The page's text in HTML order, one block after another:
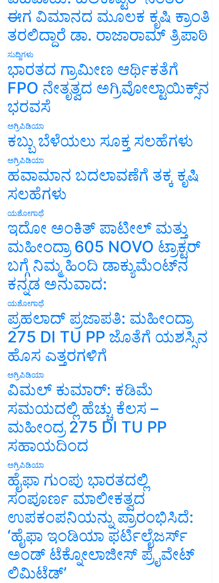
ಈಗ ವಿಮಾನದ ಮೂಲಕ ಕೃಷಿ ಕ್ರಾಂತಿ
ತರಲಿದ್ದಾರೆ ಡಾ. ರಾಜಾರಾಮ್ ತ್ರಿಪಾಠಿ
ಸುದ್ದಿಗಳು
ಭಾರತದ ಗ್ರಾಮೀಣ ಆರ್ಥಿಕತೆಗೆ
FPO ನೇತೃತ್ವದ ಅಗ್ರಿವೋಲ್ಟಾಯಿಕ್ಸ್‌ನ
ಭರವಸೆ
ಅಗ್ರಿಪಿಡಿಯಾ
ಕಬ್ಬು ಬೆಳೆಯಲು ಸೂಕ್ತ ಸಲಹೆಗಳು
ಅಗ್ರಿಪಿಡಿಯಾ
ಹವಾಮಾನ ಬದಲಾವಣೆಗೆ ತಕ್ಕ ಕೃಷಿ
ಸಲಹೆಗಳು
ಯಶೋಗಾಥೆ
ಇದೋ ಅಂಕಿತ್ ಪಾಟೀಲ್ ಮತ್ತು
ಮಹೀಂದ್ರಾ 605 NOVO ಟ್ರಾಕ್ಟರ್
ಬಗ್ಗೆ ನಿಮ್ಮ ಹಿಂದಿ ಡಾಕ್ಯುಮೆಂಟ್‌ನ
ಕನ್ನಡ ಅನುವಾದ:
ಯಶೋಗಾಥೆ
ಪ್ರಹಲಾದ್ ಪ್ರಜಾಪತಿ: ಮಹೀಂದ್ರಾ
275 DI TU PP ಜೊತೆಗೆ ಯಶಸ್ಸಿನ
ಹೊಸ ಎತ್ತರಗಳಿಗೆ
ಅಗ್ರಿಪಿಡಿಯಾ
ವಿಮಲ್ ಕುಮಾರ್: ಕಡಿಮೆ
ಸಮಯದಲ್ಲಿ ಹೆಚ್ಚು ಕೆಲಸ –
ಮಹೀಂದ್ರ 275 DI TU PP
ಸಹಾಯದಿಂದ
ಅಗ್ರಿಪಿಡಿಯಾ
ಹೈಫಾ ಗುಂಪು ಭಾರತದಲ್ಲಿ
ಸಂಪೂರ್ಣ ಮಾಲೀಕತ್ವದ
ಉಪಕಂಪನಿಯನ್ನು ಪ್ರಾರಂಭಿಸಿದೆ:
‘ಹೈಫಾ ಇಂಡಿಯಾ ಫರ್ಟಿಲೈಜರ್ಸ್
ಅಂಡ್ ಟೆಕ್ನೋಲಾಜೀಸ್ ಪ್ರೈವೇಟ್
ಲಿಮಿಟೆಡ್’